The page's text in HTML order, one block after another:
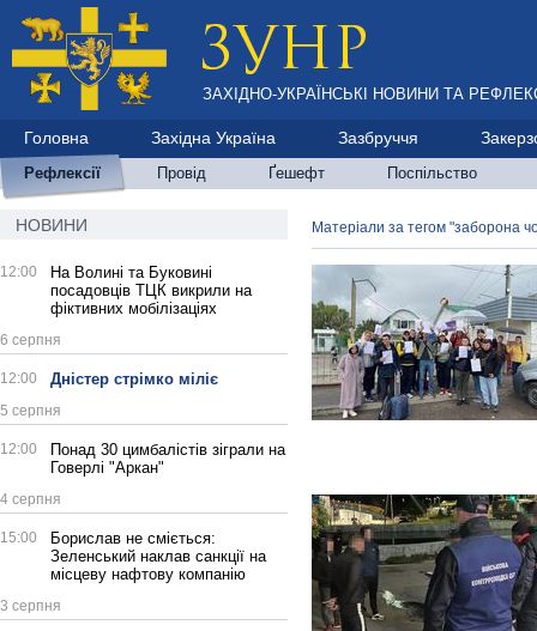
ЗАХІДНО-УКРАЇНСЬКІ НОВИНИ ТА
Головна Західна Україна Зазбруччя
Рефлексії Провід Ґешефт Поспільство
НОВИНИ
12:00
На Волині та Буковині
посадовців ТЦК викрили на
фіктивних мобілізаціях
6 серпня
12:00 Дністер стрімко міліє
5 серпня
12:00
Понад 30 цимбалістів зіграли на
Говерлі "Аркан"
4 серпня
15:00
Борислав не сміється:
Зеленський наклав санкції на
місцеву нафтову компанію
3 серпня
Матеріали за тегом "заборона